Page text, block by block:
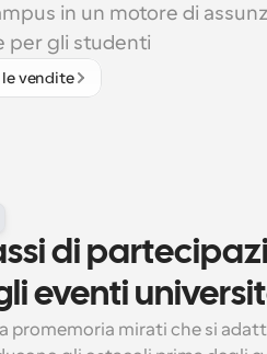
in un motore di
per gli studenti
le vendite
di
eventi
promemoria mirati che si